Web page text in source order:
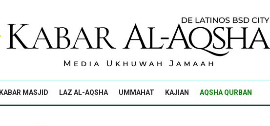
MASJID LAZ AL-AQSHA UMMAHAT KAJIAN AQSHA QURBAN